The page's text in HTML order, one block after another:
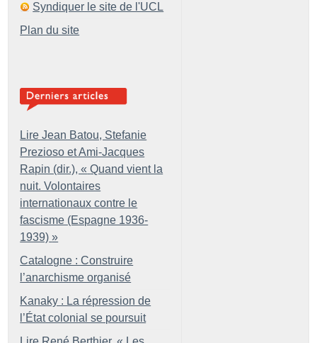
Syndiquer le site de l'UCL
Plan du site
Lire Jean Batou, Stefanie
Prezioso et Ami-Jacques
Rapin (dir.), « Quand vient la
nuit. Volontaires
internationaux contre le
fascisme (Espagne 1936-
1939) »
Catalogne : Construire
l’anarchisme organisé
Kanaky : La répression de
l’État colonial se poursuit